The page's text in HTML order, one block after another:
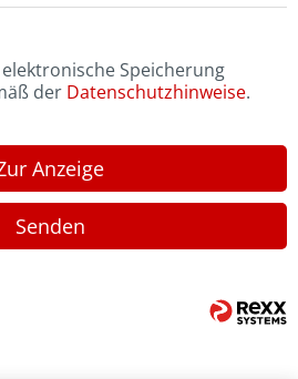
Speicherung
der Datenschutzhinweise.
Anzeige
Senden